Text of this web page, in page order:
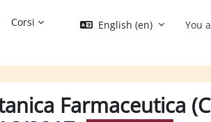
Corsi English ‎(en)‎ You
Farmaceutica